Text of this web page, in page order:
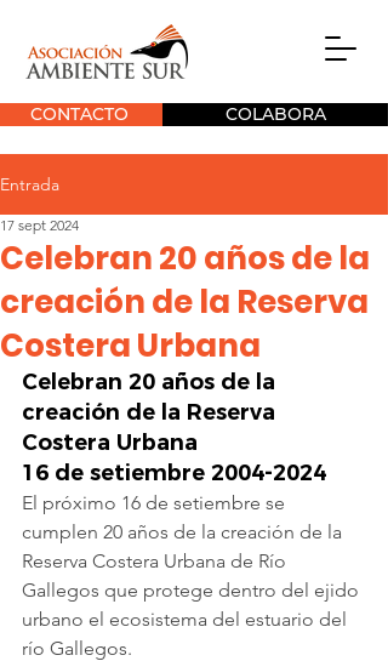
CONTACTO COLABORA
Entrada
Celebran 20 años de la
creación de la Reserva
Costera Urbana
17 sept 2024
Celebran 20 años de la
creación de la Reserva
Costera Urbana
16 de setiembre 2004-2024
El próximo 16 de setiembre se
cumplen 20 años de la creación de la
Reserva Costera Urbana de Río
Gallegos que protege dentro del ejido
urbano el ecosistema del estuario del
río Gallegos.